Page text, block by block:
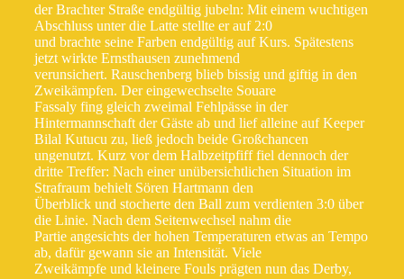
der Brachter Straße endgültig jubeln: Mit einem wuchtigen
Abschluss unter die Latte stellte er auf 2:0
und brachte seine Farben endgültig auf Kurs. Spätestens
jetzt wirkte Ernsthausen zunehmend
verunsichert. Rauschenberg blieb bissig und giftig in den
Zweikämpfen. Der eingewechselte Souare
Fassaly fing gleich zweimal Fehlpässe in der
Hintermannschaft der Gäste ab und lief alleine auf Keeper
Bilal Kutucu zu, ließ jedoch beide Großchancen
ungenutzt. Kurz vor dem Halbzeitpfiff fiel dennoch der
dritte Treffer: Nach einer unübersichtlichen Situation im
Strafraum behielt Sören Hartmann den
Überblick und stocherte den Ball zum verdienten 3:0 über
die Linie. Nach dem Seitenwechsel nahm die
Partie angesichts der hohen Temperaturen etwas an Tempo
ab, dafür gewann sie an Intensität. Viele
Zweikämpfe und kleinere Fouls prägten nun das Derby,